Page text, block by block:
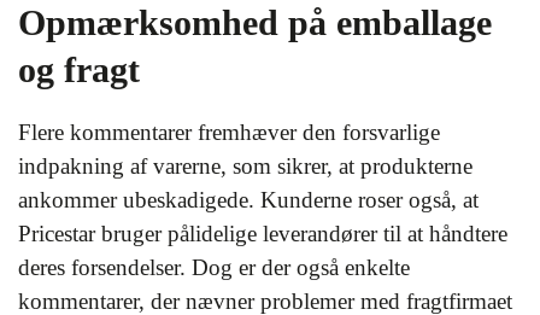
Opmærksomhed på emballage
og fragt
Flere kommentarer fremhæver den forsvarlige
indpakning af varerne, som sikrer, at produkterne
ankommer ubeskadigede. Kunderne roser også, at
Pricestar bruger pålidelige leverandører til at håndtere
deres forsendelser. Dog er der også enkelte
kommentarer, der nævner problemer med fragtfirmaet